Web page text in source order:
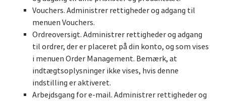
Vouchers. Administrer rettigheder og adgang til
menuen Vouchers.
Ordreoversigt. Administrer rettigheder og adgang
til ordrer, der er placeret på din konto, og som vises
i menuen Order Management. Bemærk, at
indtægtsoplysninger ikke vises, hvis denne
indstilling er aktiveret.
Arbejdsgang for e-mail. Administrer rettigheder og